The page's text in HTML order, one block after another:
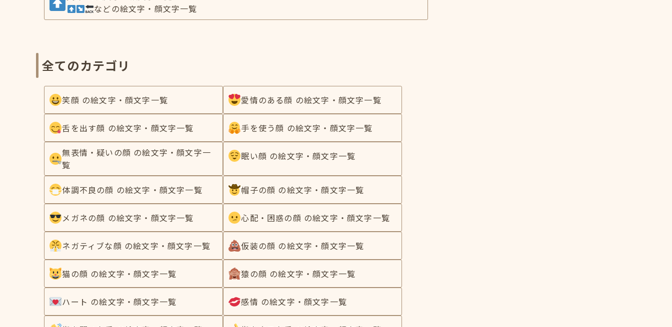
などの絵文字・顔文字一覧
全てのカテゴリ
笑顔 の絵文字・顔文字一覧 愛情のある顔 の絵文字・顔文字一覧
舌を出す顔 の絵文字・顔文字一覧 手を使う顔 の絵文字・顔文字一覧
無表情・疑いの顔 の絵文字・顔文字一
覧
眠い顔 の絵文字・顔文字一覧
体調不良の顔 の絵文字・顔文字一覧 帽子の顔 の絵文字・顔文字一覧
メガネの顔 の絵文字・顔文字一覧 心配・困惑の顔 の絵文字・顔文字一覧
ネガティブな顔 の絵文字・顔文字一覧 仮装の顔 の絵文字・顔文字一覧
猫の顔 の絵文字・顔文字一覧 猿の顔 の絵文字・顔文字一覧
ハート の絵文字・顔文字一覧 感情 の絵文字・顔文字一覧